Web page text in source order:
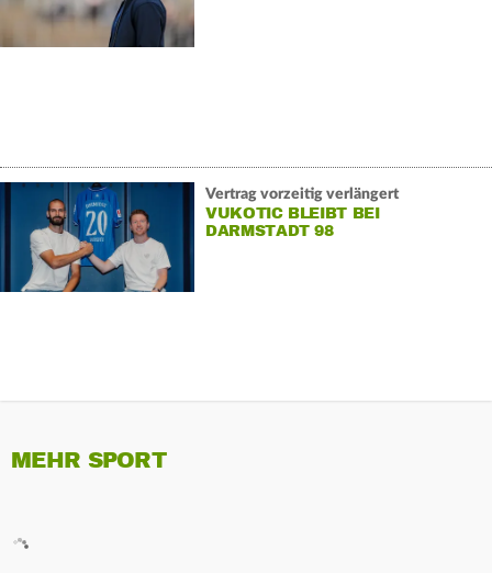
Vertrag vorzeitig verlängert
VUKOTIC BLEIBT BEI
DARMSTADT 98
MEHR SPORT